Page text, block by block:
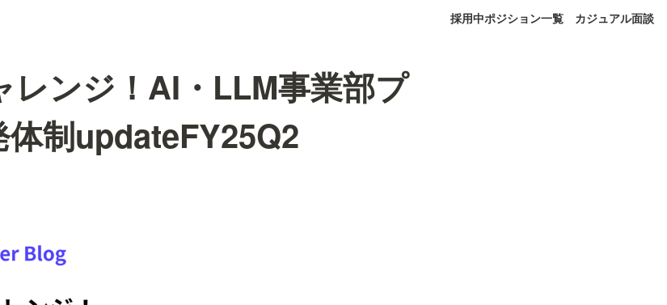
採用中ポジション一覧 カジュアル面談
レンジ！AI・LLM事業部プ
体制updateFY25Q2